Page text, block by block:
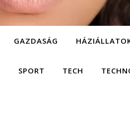
GAZDASÁG
SPORT TECH